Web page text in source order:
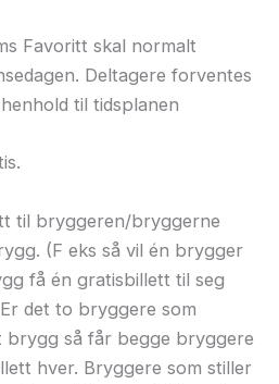
Favoritt skal normalt
Deltagere forventes
til tidsplanen
til bryggeren/bryggerne
(F eks så vil én brygger
få én gratisbillett til seg
det to bryggere som
brygg så får begge bryggere
hver. Bryggere som stiller